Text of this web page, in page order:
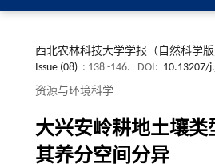
西北农林科技大学学报（自然科学版
Issue (08) : 138 -146. DOI: 10.13207/
资源与环境科学
大兴安岭耕地土壤类
其养分空间分异